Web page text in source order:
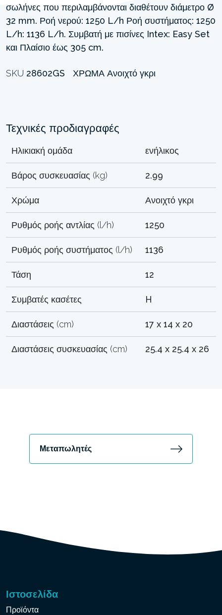
σωλήνες που περιλαμβάνονται διαθέτουν διάμετρο Ø
32 mm. Ροή νερού: 1250 L/h Ροή συστήματος: 1250
L/h: 1136 L/h. Συμβατή με πισίνες Intex: Easy Set
και Πλαίσιο έως 305 cm.
SKU 28602GS ΧΡΏΜΑ Ανοιχτό γκρι
Τεχνικές προδιαγραφές
Ηλικιακή ομάδα ενήλικος
Βάρος συσκευασίας (kg) 2.99
Χρώμα Ανοιχτό γκρι
Ρυθμός ροής αντλίας (l/h) 1250
Ρυθμός ροής συστήματος (l/h) 1136
Τάση 12
Συμβατές κασέτες H
Διαστάσεις (cm) 17 x 14 x 20
Διαστάσεις συσκευασίας (cm) 25.4 x 25.4 x 26
Μεταπωλητές
Ιστοσελίδα
Προϊόντα